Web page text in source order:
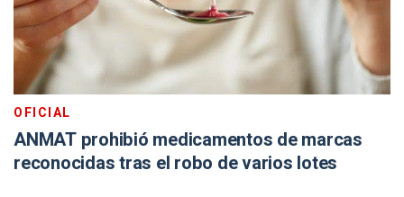
OFICIAL
ANMAT prohibió medicamentos de marcas
reconocidas tras el robo de varios lotes